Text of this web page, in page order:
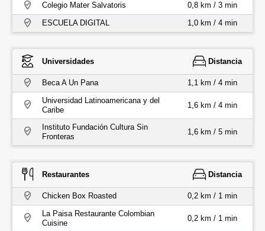
Colegio Mater Salvatoris
0,8 km / 3 min
ESCUELA DIGITAL
1,0 km / 4 min
Universidades Distancia
Beca A Un Pana
1,1 km / 4 min
Universidad Latinoamericana y del
Caribe
1,6 km / 4 min
Instituto Fundación Cultura Sin
Fronteras
1,6 km / 5 min
Restaurantes Distancia
Chicken Box Roasted
0,2 km / 1 min
La Paisa Restaurante Colombian
Cuisine
0,2 km / 1 min